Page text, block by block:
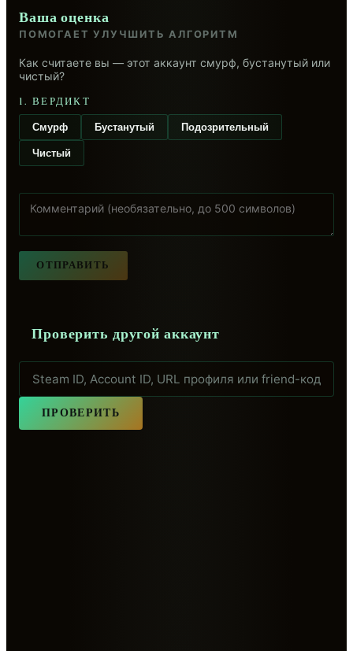
Ваша оценка
ПОМОГАЕТ УЛУЧШИТЬ АЛГОРИТМ
Как считаете вы — этот аккаунт смурф, бустанутый или
чистый?
1. ВЕРДИКТ
Смурф Бустанутый Подозрительный
Чистый
ОТПРАВИТЬ
Проверить другой аккаунт
ПРОВЕРИТЬ